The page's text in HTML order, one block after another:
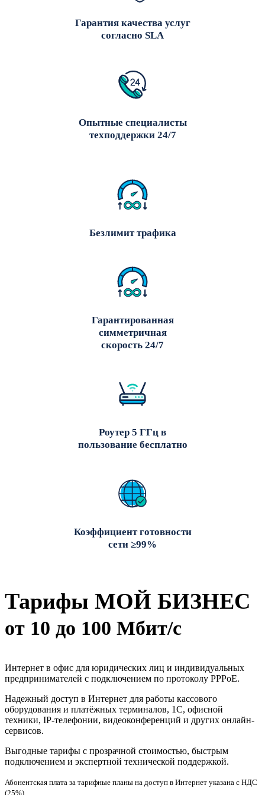
Гарантия качества услуг
согласно SLA
Опытные специалисты
техподдержки 24/7
Безлимит трафика
Гарантированная
симметричная
скорость 24/7
Роутер 5 ГГц в
пользование бесплатно
Коэффициент готовности
сети ≥99%
Тарифы МОЙ БИЗНЕС
от 10 до 100 Мбит/с
Интернет в офис для юридических лиц и индивидуальных
предпринимателей с подключением по протоколу PPPoE.
Надежный доступ в Интернет для работы кассового
оборудования и платёжных терминалов, 1С, офисной
техники, IP‑телефонии, видеоконференций и других онлайн-
сервисов.
Выгодные тарифы с прозрачной стоимостью, быстрым
подключением и экспертной технической поддержкой.
Абонентская плата за тарифные планы на доступ в Интернет указана с НДС
(25%).